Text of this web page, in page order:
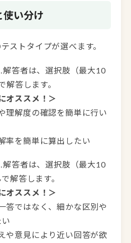
使い分け
ストタイプが選べます。
解答者は、選択肢（最大10
解答します。
ススメ！＞
理解度の確認を簡単に行い
率を簡単に算出したい
解答者は、選択肢（最大10
解答します。
ススメ！＞
答ではなく、細かな区別や
や意見により近い回答が欲